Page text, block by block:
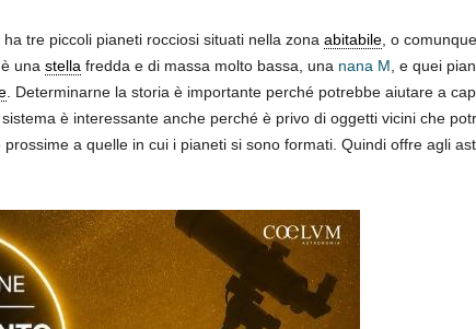
tre piccoli pianeti rocciosi situati nella zona abitabile, o
una stella fredda e di massa molto bassa, una nana M , e quei
. Determinarne la storia è importante perché potrebbe aiutare a
è interessante anche perché è privo di oggetti vicini che
a quelle in cui i pianeti si sono formati. Quindi offre agli